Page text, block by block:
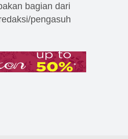
bagian dari
pengasuh